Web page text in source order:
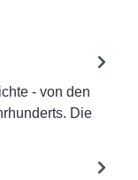
- von den
Die